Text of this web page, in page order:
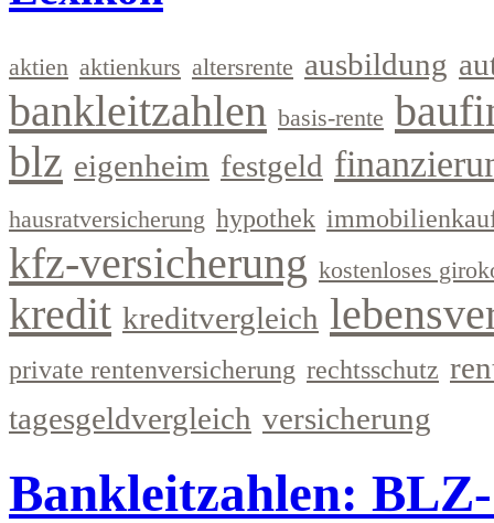
aktien aktienkurs altersrente ausbildung
bankleitzahlen basis-rente
blz eigenheim festgeld
hausratversicherung hypothek
kfz-versicherung kostenloses
kredit kreditvergleich
private rentenversicherung rechtsschutz
tagesgeldvergleich versicherung
Bankleitzahlen: BLZ-